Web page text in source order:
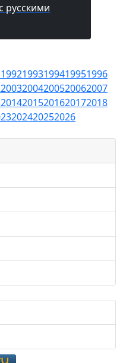
русскими
19921993199419951996
20032004200520062007
20142015201620172018
202420252026